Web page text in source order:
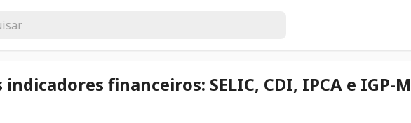
financeiros: SELIC, CDI, IPCA e IGP-M